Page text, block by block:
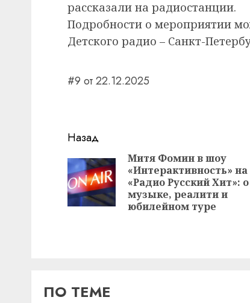
рассказали на радиостанции.
Подробности о мероприятии
Детского радио – Санкт-
#9 от 22.12.2025
Навигация
записи
Назад
Митя Фомин в шоу
«Интерактивность» на
«Радио Русский Хит»: о
музыке, реалити и
юбилейном туре
ПО ТЕМЕ